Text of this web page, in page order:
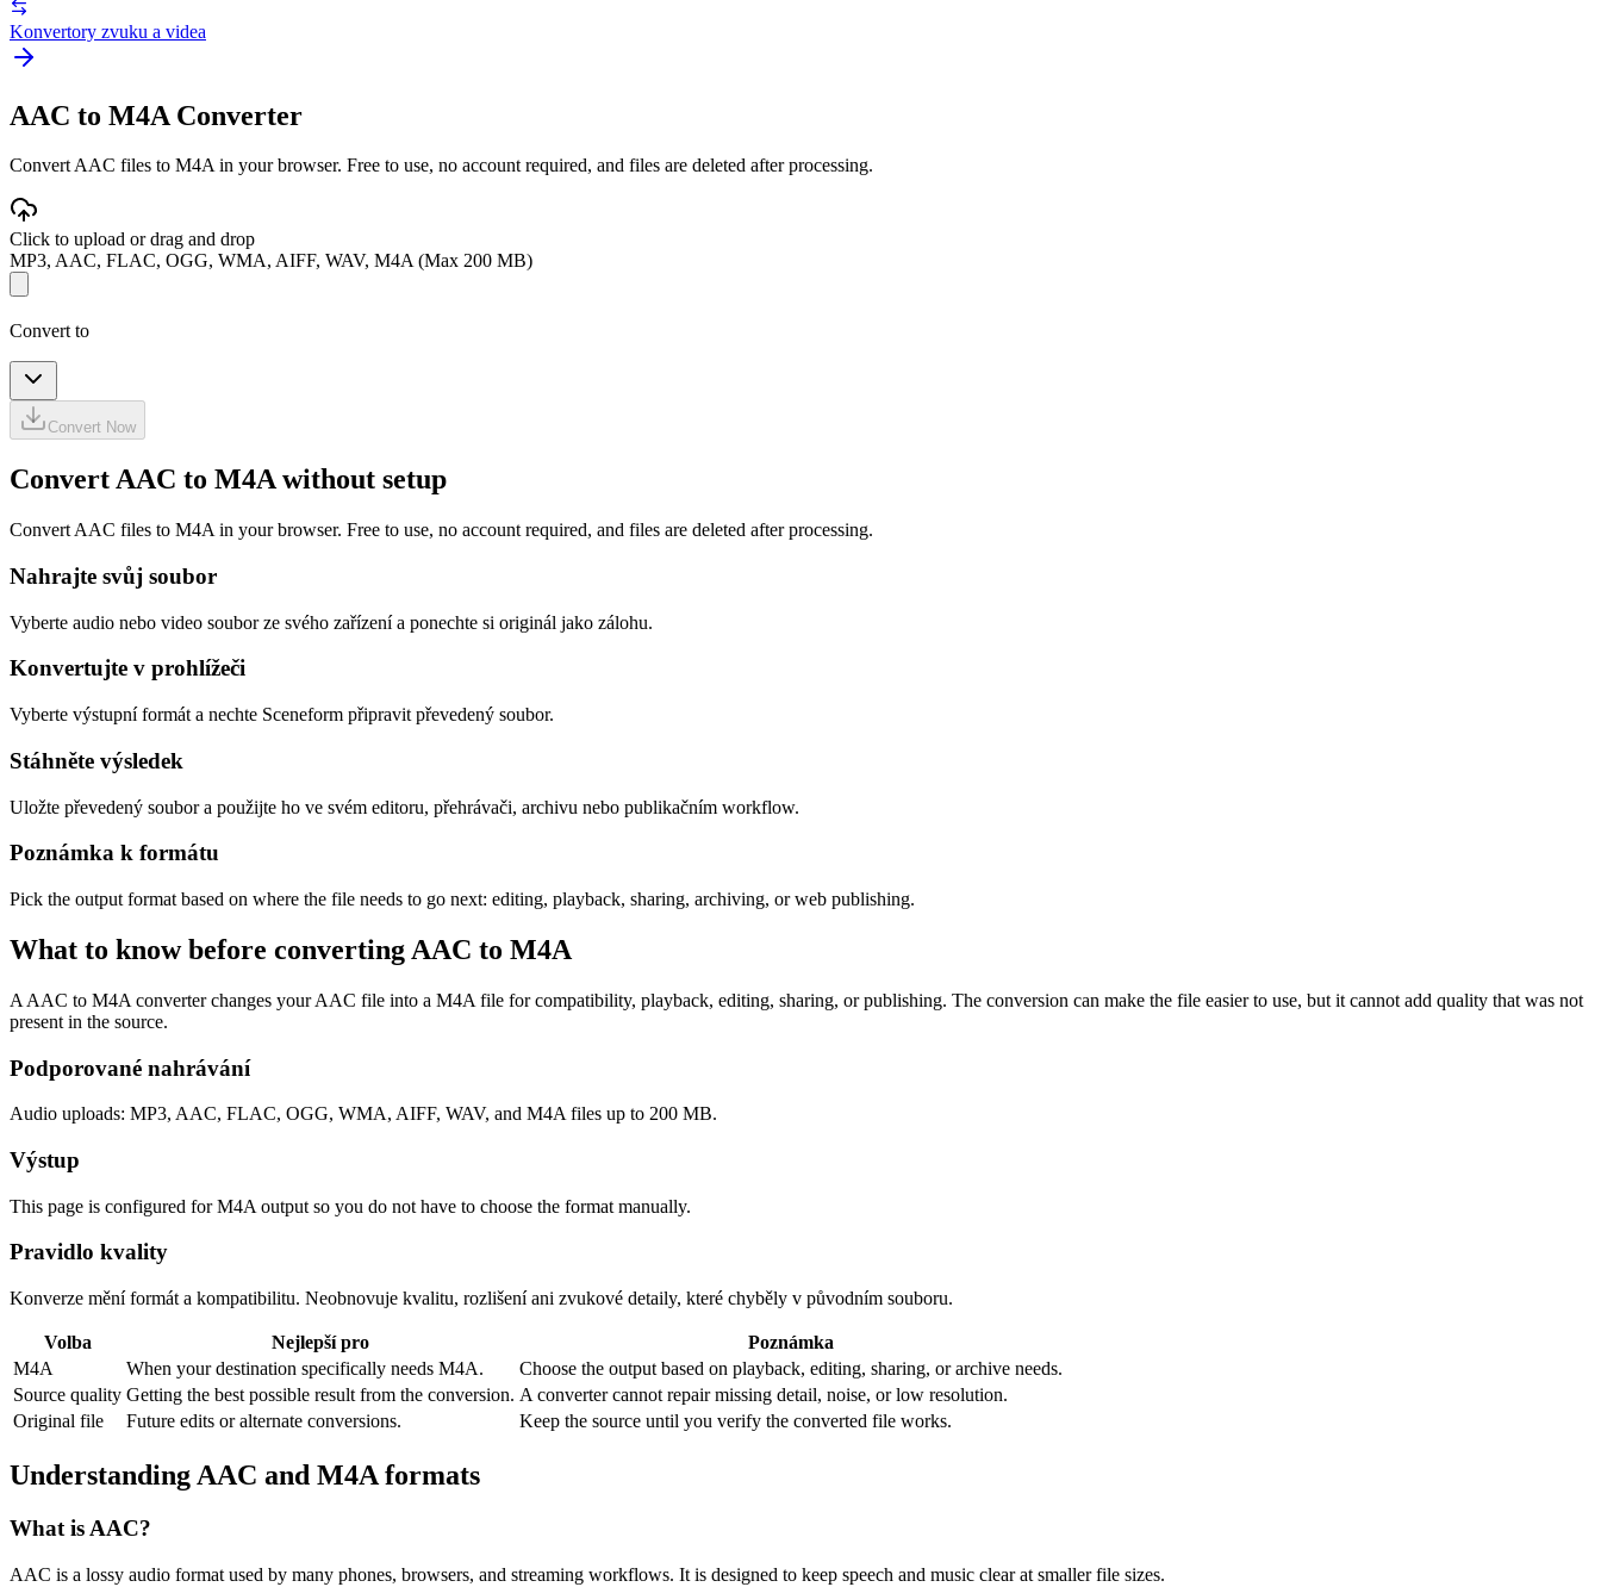
Konvertory zvuku a videa
AAC to M4A Converter
Convert AAC files to M4A in your browser. Free to use, no account required, and files are deleted after processing.
Click to upload or drag and drop
MP3, AAC, FLAC, OGG, WMA, AIFF, WAV, M4A (Max 200 MB)
Convert to
Convert Now
Convert AAC to M4A without setup
Convert AAC files to M4A in your browser. Free to use, no account required, and files are deleted after processing.
Nahrajte svůj soubor
Vyberte audio nebo video soubor ze svého zařízení a ponechte si originál jako zálohu.
Konvertujte v prohlížeči
Vyberte výstupní formát a nechte Sceneform připravit převedený soubor.
Stáhněte výsledek
Uložte převedený soubor a použijte ho ve svém editoru, přehrávači, archivu nebo publikačním workflow.
Poznámka k formátu
Pick the output format based on where the file needs to go next: editing, playback, sharing, archiving, or web publishing.
What to know before converting AAC to M4A
A AAC to M4A converter changes your AAC file into a M4A file for compatibility, playback, editing, sharing, or publishing. The conversion can make the file easier to use, but it cannot add quality that was not
present in the source.
Podporované nahrávání
Audio uploads: MP3, AAC, FLAC, OGG, WMA, AIFF, WAV, and M4A files up to 200 MB.
Výstup
This page is configured for M4A output so you do not have to choose the format manually.
Pravidlo kvality
Konverze mění formát a kompatibilitu. Neobnovuje kvalitu, rozlišení ani zvukové detaily, které chyběly v původním souboru.
Volba Nejlepší pro
Poznámka
M4A
When your destination specifically needs M4A.
Choose the output based on playback, editing, sharing, or archive needs.
Source quality Getting the best possible result from the conversion. A converter cannot repair missing detail, noise, or low resolution.
Original file
Future edits or alternate conversions. Keep the source until you verify the converted file works.
Understanding AAC and M4A formats
What is AAC?
AAC is a lossy audio format used by many phones, browsers, and streaming workflows. It is designed to keep speech and music clear at smaller file sizes.